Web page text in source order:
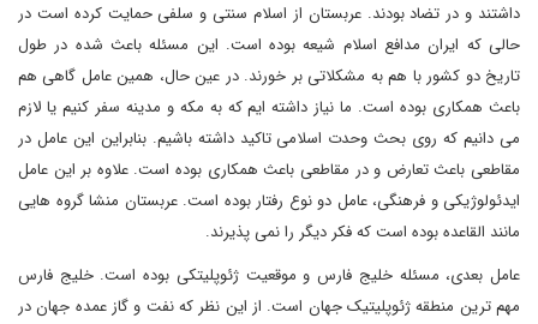
داشتند و در تضاد بودند. عربستان از اسلام سنتی و سلفی حمایت کرده است در
حالی که ایران مدافع اسلام شیعه بوده است. این مسئله باعث شده در طول
تاریخ دو کشور با هم به مشکلاتی بر خورند. در عین حال، همین عامل گاهی هم
باعث همکاری بوده است. ما نیاز داشته ایم که به مکه و مدینه سفر کنیم یا لازم
می دانیم که روی بحث وحدت اسلامی تاکید داشته باشیم. بنابراین این عامل در
مقاطعی باعث تعارض و در مقاطعی باعث همکاری بوده است. علاوه بر این عامل
ایدئولوژیکی و فرهنگی، عامل دو نوع رفتار بوده است. عربستان منشا گروه هایی
مانند القاعده بوده است که فکر دیگر را نمی پذیرند.
عامل بعدی، مسئله خلیج فارس و موقعیت ژئوپلیتکی بوده است. خلیج فارس
مهم ترین منطقه ژئوپلیتیک جهان است. از این نظر که نفت و گاز عمده جهان در